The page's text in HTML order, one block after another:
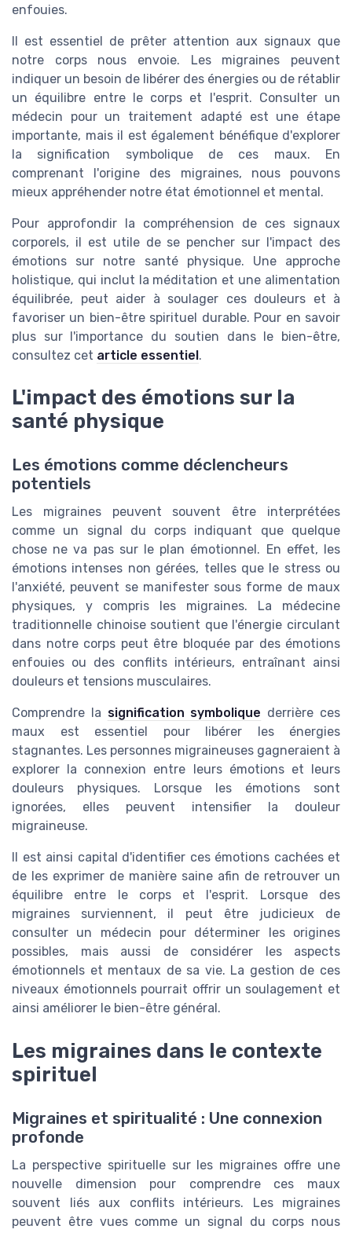
enfouies.
Il est essentiel de prêter attention aux signaux que
notre corps nous envoie. Les migraines peuvent
indiquer un besoin de libérer des énergies ou de rétablir
un équilibre entre le corps et l'esprit. Consulter un
médecin pour un traitement adapté est une étape
importante, mais il est également bénéfique d'explorer
la signification symbolique de ces maux. En
comprenant l'origine des migraines, nous pouvons
mieux appréhender notre état émotionnel et mental.
Pour approfondir la compréhension de ces signaux
corporels, il est utile de se pencher sur l'impact des
émotions sur notre santé physique. Une approche
holistique, qui inclut la méditation et une alimentation
équilibrée, peut aider à soulager ces douleurs et à
favoriser un bien-être spirituel durable. Pour en savoir
plus sur l'importance du soutien dans le bien-être,
consultez cet article essentiel.
L'impact des émotions sur la
santé physique
Les émotions comme déclencheurs
potentiels
Les migraines peuvent souvent être interprétées
comme un signal du corps indiquant que quelque
chose ne va pas sur le plan émotionnel. En effet, les
émotions intenses non gérées, telles que le stress ou
l'anxiété, peuvent se manifester sous forme de maux
physiques, y compris les migraines. La médecine
traditionnelle chinoise soutient que l'énergie circulant
dans notre corps peut être bloquée par des émotions
enfouies ou des conflits intérieurs, entraînant ainsi
douleurs et tensions musculaires.
Comprendre la signification symbolique derrière ces
maux est essentiel pour libérer les énergies
stagnantes. Les personnes migraineuses gagneraient à
explorer la connexion entre leurs émotions et leurs
douleurs physiques. Lorsque les émotions sont
ignorées, elles peuvent intensifier la douleur
migraineuse.
Il est ainsi capital d'identifier ces émotions cachées et
de les exprimer de manière saine afin de retrouver un
équilibre entre le corps et l'esprit. Lorsque des
migraines surviennent, il peut être judicieux de
consulter un médecin pour déterminer les origines
possibles, mais aussi de considérer les aspects
émotionnels et mentaux de sa vie. La gestion de ces
niveaux émotionnels pourrait offrir un soulagement et
ainsi améliorer le bien-être général.
Les migraines dans le contexte
spirituel
Migraines et spiritualité : Une connexion
profonde
La perspective spirituelle sur les migraines offre une
nouvelle dimension pour comprendre ces maux
souvent liés aux conflits intérieurs. Les migraines
peuvent être vues comme un signal du corps nous